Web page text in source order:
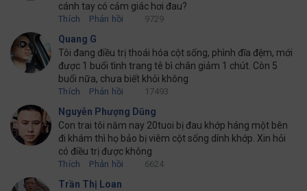
cánh tay có cảm giác hơi đau?
Thích Phản hồi 9729
Quang G
Tôi đang điều trị thoái hóa cột sống, phình đĩa đệm, mới
được 1 buổi tình trang tê bì chân giảm 1 chút. Còn 5
buổi nữa, chưa biết khỏi không
Thích Phản hồi 17493
Nguyễn Phượng Dũng
Con trai tôi năm nay 20tuoi bị đau khớp háng một bên
đi khám thì họ bảo bị viêm cột sống dính khớp. Xin hỏi
có điều trị được không
Thích Phản hồi 6624
Trần Thị Loan